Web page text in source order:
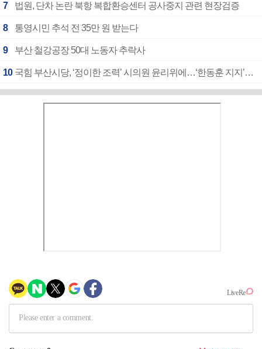
7 법원, 단차 논란 북항 복합환승센터 공사중지 관련 현장검증
8 통영시민 추석 전 35만 원 받는다
9 부산 철강공장 50대 노동자 추락사
10 국힘 부산시당, ‘정이한 조력’ 시의원 윤리위에…‘한동훈 지지’도 신고접수